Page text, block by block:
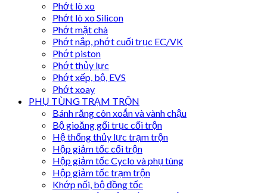
Phớt lò xo
Phớt lò xo Silicon
Phớt mặt chà
Phớt nắp, phớt cuối trục EC/VK
Phớt piston
Phớt thủy lực
Phớt xếp, bộ, EVS
Phớt xoay
PHỤ TÙNG TRẠM TRỘN
Bánh răng côn xoắn và vành chậu
Bộ gioăng gối trục cối trộn
Hệ thống thủy lực trạm trộn
Hộp giảm tốc cối trộn
Hộp giảm tốc Cyclo và phụ tùng
Hộp giảm tốc trạm trộn
Khớp nối, bộ đồng tốc